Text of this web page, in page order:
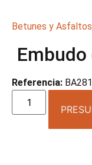
Betunes y Asfaltos
Referencia: